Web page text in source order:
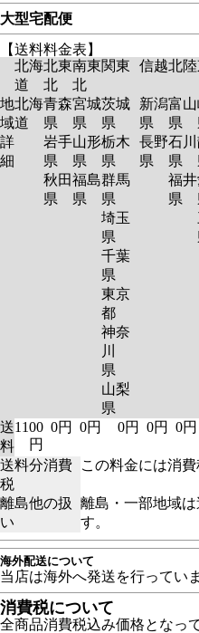
大型宅配便
【送料料金表】
北海
道
北東
北
南東
北
関東 信越北陸
地
域
詳
細
北海
道
青森
県
岩手
県
秋田
県
宮城
県
山形
県
福島
県
茨城
県
栃木
県
群馬
県
埼玉
県
千葉
県
東京
都
神奈
川
県
山梨
県
新潟
県
長野
県
富山
県
石川
県
福井
県
送
料
1100
円
0円 0円 0円 0円 0円
送料分消費
税
この料金には消費
離島他の扱
い
離島・一部地域
す。
海外配送について
当店は海外へ発送を行ってい
消費税について
全商品消費税込み価格となっ